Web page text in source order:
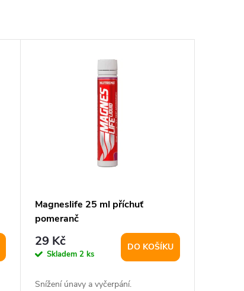
Magneslife 25 ml příchuť
pomeranč
29 Kč
Skladem 2 ks
DO KOŠÍKU
Snížení únavy a vyčerpání.